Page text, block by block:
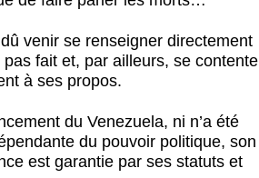
venir se renseigner directement
fait et, par ailleurs, se contente
à ses propos.
du Venezuela, ni n’a été
du pouvoir politique, son
est garantie par ses statuts et